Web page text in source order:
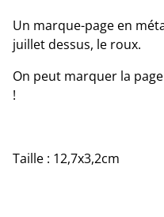
Un marque-page en
juillet dessus, le roux.
On peut marquer la
!
Taille : 12,7x3,2cm